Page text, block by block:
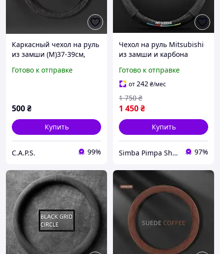
Каркасный чехол на руль
из замши (М)37-39см,
Готово к отправке
500₴
Купить
C.A.P.S. 99%
Чехол на руль Mitsubishi
из замши и карбона
Готово к отправке
от242₴/мес
1 450₴
1 750 ₴
Купить
Simba Pimpa Shop 97%